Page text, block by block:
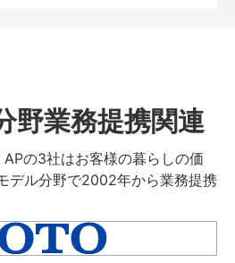
野業務提携関連
の3社はお客様の暮らしの価
デル分野で2002年から業務提携